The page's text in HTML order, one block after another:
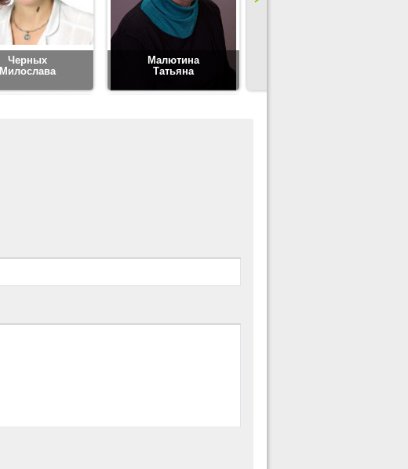
Черных
Милослава
Малютина
Татьяна